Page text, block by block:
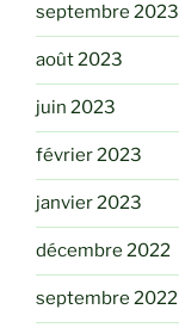
septembre 2023
août 2023
juin 2023
février 2023
janvier 2023
décembre 2022
septembre 2022